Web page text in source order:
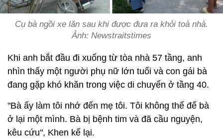
Cụ bà ngồi xe lăn sau khi được đưa ra khỏi toà nhà.
Ảnh: Newstraitstimes
Khi anh bắt đầu đi xuống từ tòa nhà 57 tầng, anh
nhìn thấy một người phụ nữ lớn tuổi và con gái bà
đang gặp khó khăn trong việc di chuyển ở tầng 40.
"Bà ấy làm tôi nhớ đến mẹ tôi. Tôi không thể để bà
ở lại một mình. Bà bị bệnh tim và đã cầu nguyện,
kêu cứu", Khen kể lại.